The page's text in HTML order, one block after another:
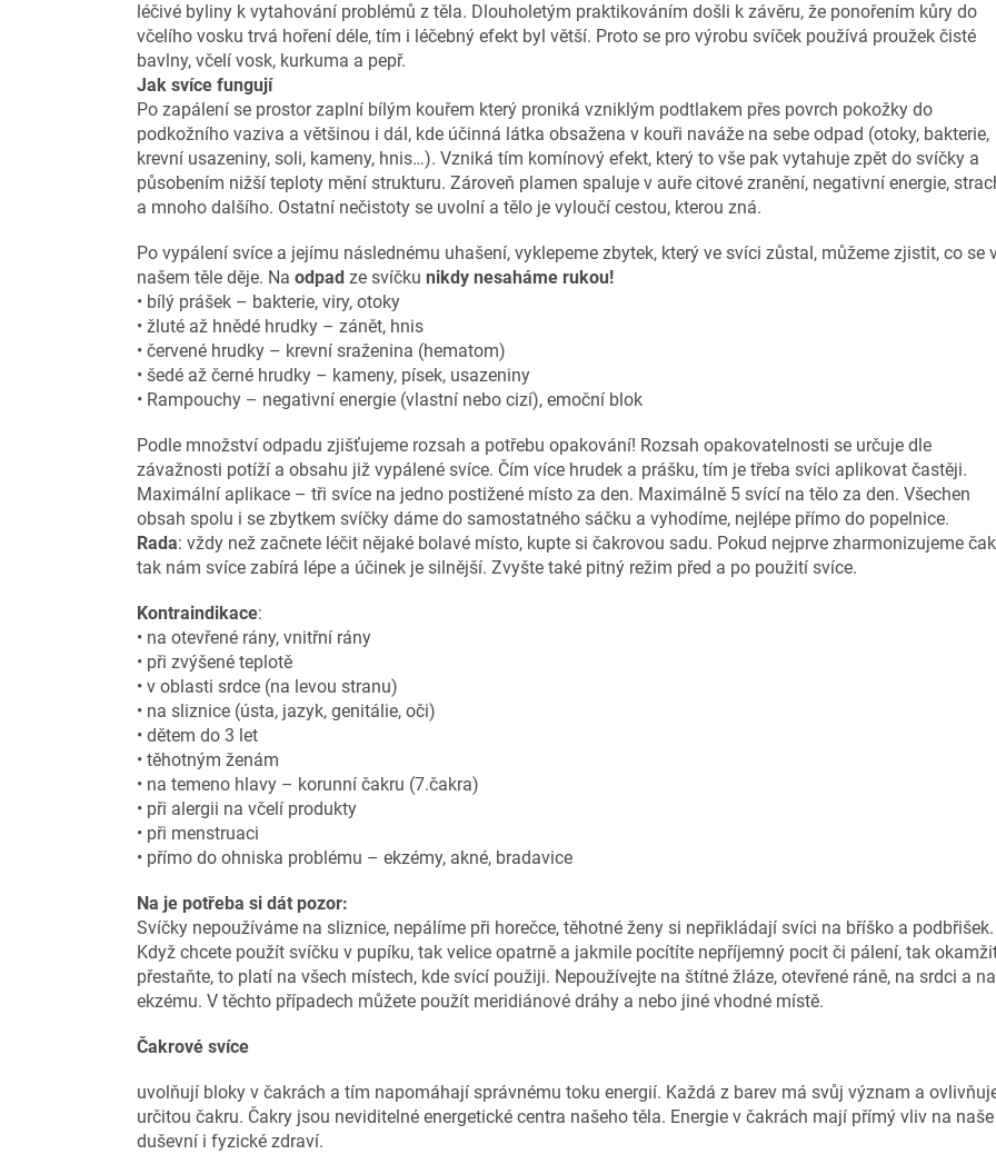
léčivé byliny k vytahování problémů z těla. Dlouholetým praktikováním došli k závěru, že ponořením kůry do
včelího vosku trvá hoření déle, tím i léčebný efekt byl větší. Proto se pro výrobu svíček používá proužek čisté
bavlny, včelí vosk, kurkuma a pepř.
Jak svíce fungují
Po zapálení se prostor zaplní bílým kouřem který proniká vzniklým podtlakem přes povrch pokožky do
podkožního vaziva a většinou i dál, kde účinná látka obsažena v kouři naváže na sebe odpad (otoky, bakterie,
krevní usazeniny, soli, kameny, hnis…). Vzniká tím komínový efekt, který to vše pak vytahuje zpět do svíčky a
působením nižší teploty mění strukturu. Zároveň plamen spaluje v auře citové zranění, negativní energie,
a mnoho dalšího. Ostatní nečistoty se uvolní a tělo je vyloučí cestou, kterou zná.
Po vypálení svíce a jejímu následnému uhašení, vyklepeme zbytek, který ve svíci zůstal, můžeme zjistit, co se
našem těle děje. Na odpad ze svíčku nikdy nesaháme rukou!
• bílý prášek – bakterie, viry, otoky
• žluté až hnědé hrudky – zánět, hnis
• červené hrudky – krevní sraženina (hematom)
• šedé až černé hrudky – kameny, písek, usazeniny
• Rampouchy – negativní energie (vlastní nebo cizí), emoční blok
Podle množství odpadu zjišťujeme rozsah a potřebu opakování! Rozsah opakovatelnosti se určuje dle
závažnosti potíží a obsahu již vypálené svíce. Čím více hrudek a prášku, tím je třeba svíci aplikovat častěji.
Maximální aplikace – tři svíce na jedno postižené místo za den. Maximálně 5 svící na tělo za den. Všechen
obsah spolu i se zbytkem svíčky dáme do samostatného sáčku a vyhodíme, nejlépe přímo do popelnice.
Rada: vždy než začnete léčit nějaké bolavé místo, kupte si čakrovou sadu. Pokud nejprve zharmonizujeme
tak nám svíce zabírá lépe a účinek je silnější. Zvyšte také pitný režim před a po použití svíce.
Kontraindikace:
• na otevřené rány, vnitřní rány
• při zvýšené teplotě
• v oblasti srdce (na levou stranu)
• na sliznice (ústa, jazyk, genitálie, oči)
• dětem do 3 let
• těhotným ženám
• na temeno hlavy – korunní čakru (7.čakra)
• při alergii na včelí produkty
• při menstruaci
• přímo do ohniska problému – ekzémy, akné, bradavice
Na je potřeba si dát pozor:
Svíčky nepoužíváme na sliznice, nepálíme při horečce, těhotné ženy si nepřikládají svíci na bříško a podbřišek.
Když chcete použít svíčku v pupíku, tak velice opatrně a jakmile pocítíte nepříjemný pocit či pálení, tak
přestaňte, to platí na všech místech, kde svící použiji. Nepoužívejte na štítné žláze, otevřené ráně, na srdci a na
ekzému. V těchto případech můžete použít meridiánové dráhy a nebo jiné vhodné místě.
Čakrové svíce
uvolňují bloky v čakrách a tím napomáhají správnému toku energií. Každá z barev má svůj význam a
určitou čakru. Čakry jsou neviditelné energetické centra našeho těla. Energie v čakrách mají přímý vliv na naše
duševní i fyzické zdraví.